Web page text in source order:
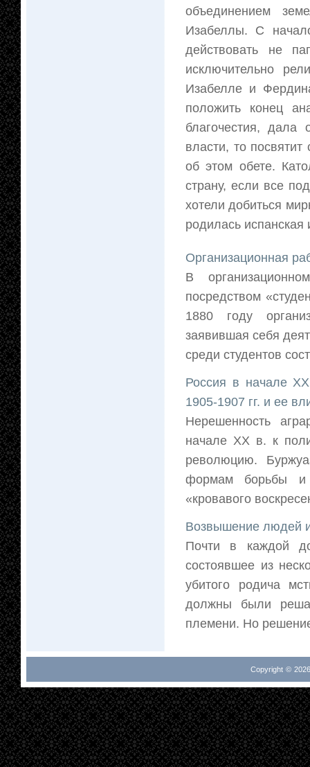
объединением
Изабеллы. С
действовать не
исключительно
Изабелле и
положить конец
благочестия, дала
власти, то
об этом обете.
страну, если все
хотели добиться
родилась
Организационная
В
посредством
1880 году
заявившая себя
среди студентов
Россия в начале
1905-1907 гг. и ее
Нерешенность
начале XX в. к
революцию.
формам борьбы и
«кровавого
Возвышение людей
Почти в каждой
состоявшее из
убитого родича
должны были
племени. Но
Copyright ©